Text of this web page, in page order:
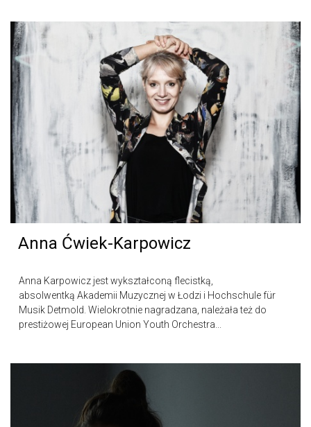
Anna Ćwiek-Karpowicz
Anna Karpowicz jest wykształconą flecistką,
absolwentką Akademii Muzycznej w Łodzi i Hochschule für
Musik Detmold. Wielokrotnie nagradzana, należała też do
prestiżowej European Union Youth Orchestra...